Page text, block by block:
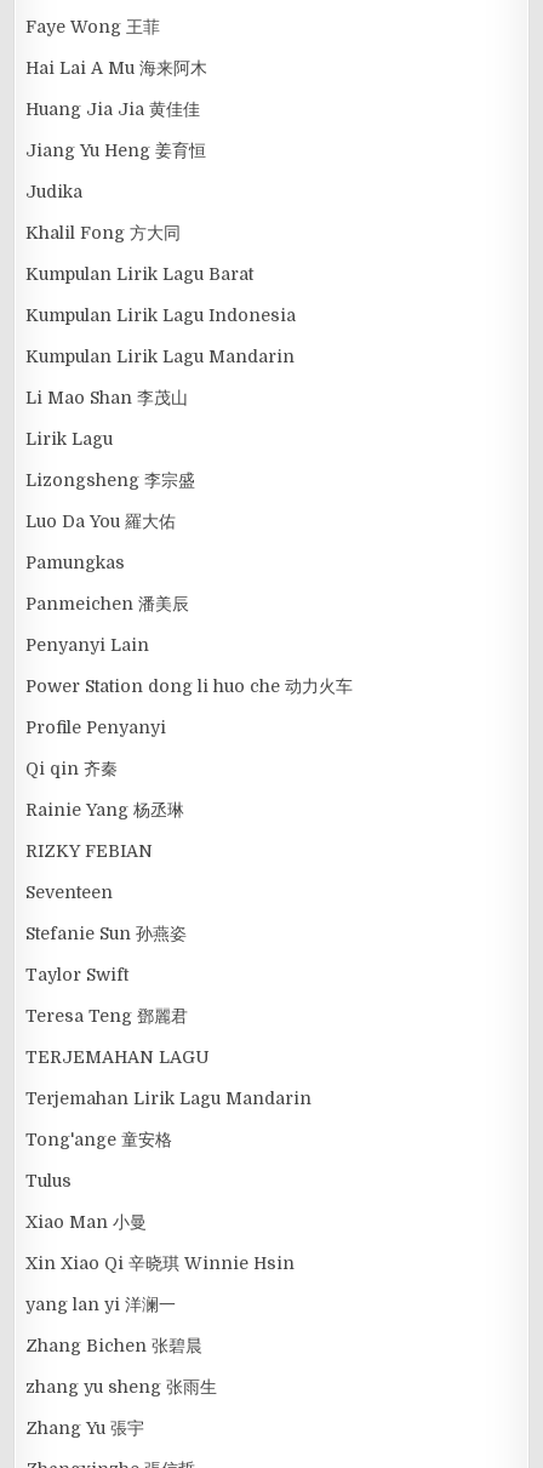
Faye Wong 王菲
Hai Lai A Mu 海来阿木
Huang Jia Jia 黄佳佳
Jiang Yu Heng 姜育恒
Judika
Khalil Fong 方大同
Kumpulan Lirik Lagu Barat
Kumpulan Lirik Lagu Indonesia
Kumpulan Lirik Lagu Mandarin
Li Mao Shan 李茂山
Lirik Lagu
Lizongsheng 李宗盛
Luo Da You 羅大佑
Pamungkas
Panmeichen 潘美辰
Penyanyi Lain
Power Station dong li huo che 动力火车
Profile Penyanyi
Qi qin 齐秦
Rainie Yang 杨丞琳
RIZKY FEBIAN
Seventeen
Stefanie Sun 孙燕姿
Taylor Swift
Teresa Teng 鄧麗君
TERJEMAHAN LAGU
Terjemahan Lirik Lagu Mandarin
Tong'ange 童安格
Tulus
Xiao Man 小曼
Xin Xiao Qi 辛晓琪 Winnie Hsin
yang lan yi 洋澜一
Zhang Bichen 张碧晨
zhang yu sheng 张雨生
Zhang Yu 張宇